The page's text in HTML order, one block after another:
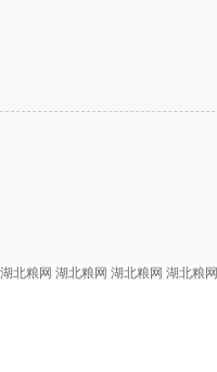
湖北粮网 湖北粮网 湖北粮网 湖北粮网